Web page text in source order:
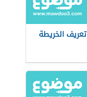
تعريف الخريطة